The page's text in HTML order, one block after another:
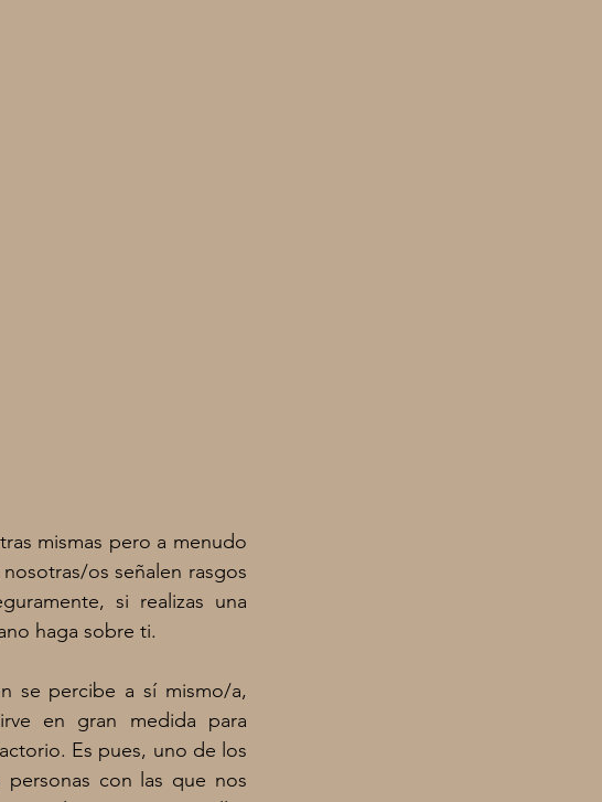
mismas pero a menudo
os señalen rasgos
si realizas una
haga sobre ti.
se percibe a sí mismo/a,
en gran medida para
Es pues, uno de los
con las que nos